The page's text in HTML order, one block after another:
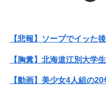
【朗報】見せブラ、流行
【動画】美少女4人組の